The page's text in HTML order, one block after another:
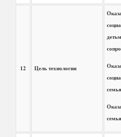
12 Цель технологии